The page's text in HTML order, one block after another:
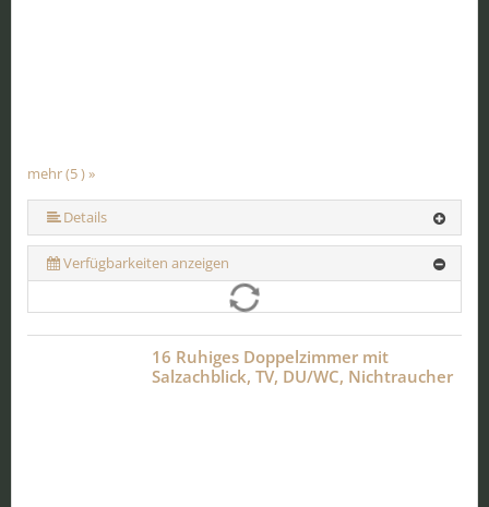
mehr (5 ) »
mehr (5 ) »
Details
Verfügbarkeiten anzeigen
16 Ruhiges Doppelzimmer mit
Salzachblick, TV, DU/WC, Nichtraucher